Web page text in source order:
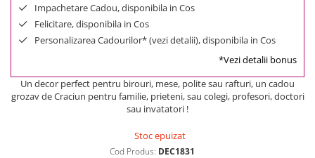
500 Lei - 1000 Lei
1000 Lei +
Impachetare Cadou, disponibila in Cos
Felicitare, disponibila in Cos
Personalizarea Cadourilor* (vezi detalii), disponibila in Cos
*Vezi detalii bonus
Un decor perfect pentru birouri, mese, polite sau rafturi, un cadou
grozav de Craciun pentru familie, prieteni, sau colegi, profesori, doctori
sau invatatori !
Stoc epuizat
Cod Produs: DEC1831